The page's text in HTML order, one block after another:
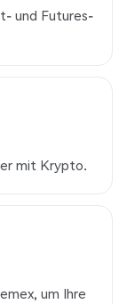
und Futures-
mit Krypto.
um Ihre